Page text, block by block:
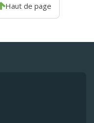
Haut de page